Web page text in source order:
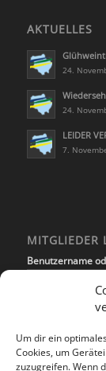
Um dir ein
Cookies, um
zuzugreifen. Wenn
AKTUELLES
24.
24.
LEIDER
7.
MITGLIEDER
Benutzername